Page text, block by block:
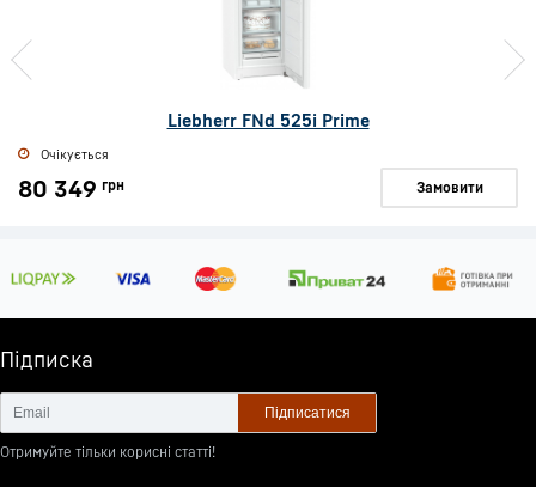
Liebherr FNd 525i Prime
Очікується
80 349 грн Замовити
Підписка
Підписатися
Отримуйте тільки корисні статті!